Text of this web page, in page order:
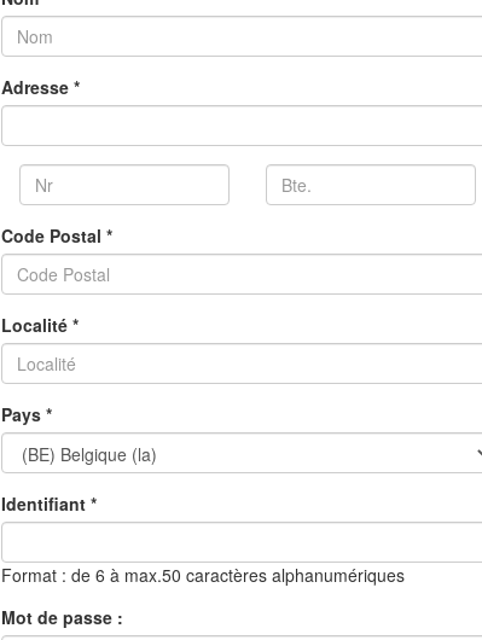
Adresse *
Code Postal *
Localité *
Pays *
Identifiant *
Format : de 6 à max.50 caractères alphanumériques
Mot de passe :